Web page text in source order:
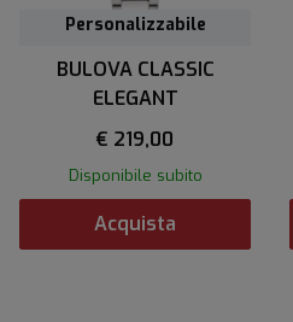
Personalizzabile
BULOVA CLASSIC
ELEGANT
€ 219,00
Disponibile subito
Acquista